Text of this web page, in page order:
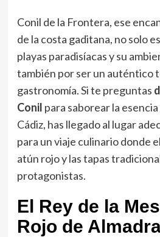
Conil de la Frontera, ese
de la costa gaditana, no solo
playas paradisíacas y su
también por ser un auténtico
gastronomía. Si te preguntas
Conil para saborear la
Cádiz, has llegado al lugar
para un viaje culinario donde
atún rojo y las tapas
protagonistas.
El Rey de la
Rojo de